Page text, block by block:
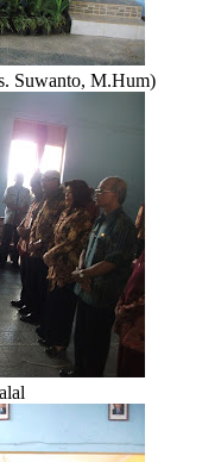
Suwanto, M.Hum)